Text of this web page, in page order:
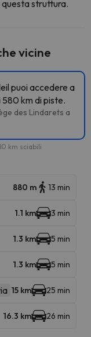
questa struttura.
vicine
puoi accedere a
km di piste.
des Lindarets a
km sciabili
880 m 13 min
1.1 km 3 min
1.3 km 5 min
1.3 km 5 min
15 km 25 min
16.3 km 26 min